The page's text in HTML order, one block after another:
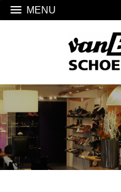
MENU